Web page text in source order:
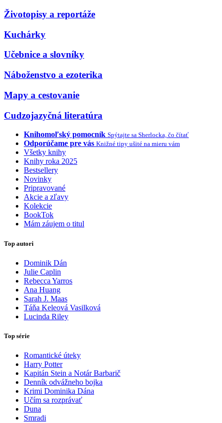
Životopisy a reportáže
Kuchárky
Učebnice a slovníky
Náboženstvo a ezoterika
Mapy a cestovanie
Cudzojazyčná literatúra
Knihomoľský pomocník Spýtajte sa Sherlocka, čo čítať
Odporúčame pre vás Knižné tipy ušité na mieru vám
Všetky knihy
Knihy roka 2025
Bestsellery
Novinky
Pripravované
Akcie a zľavy
Kolekcie
BookTok
Mám záujem o titul
Top autori
Dominik Dán
Julie Caplin
Rebecca Yarros
Ana Huang
Sarah J. Maas
Táňa Keleová Vasilková
Lucinda Riley
Top série
Romantické úteky
Harry Potter
Kapitán Stein a Notár Barbarič
Denník odvážneho bojka
Krimi Dominika Dána
Učím sa rozprávať
Duna
Smradi